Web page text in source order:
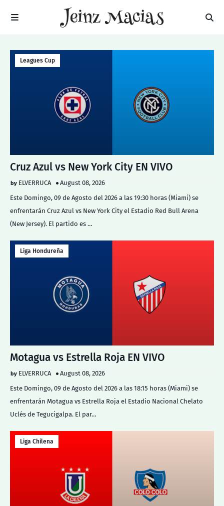
Leagues Cup
Cruz Azul vs New York City EN VIVO
ELVERRUCA
August 08, 2026
Este Domingo, 09 de Agosto del 2026 a las 19:30 horas (Miami) se
enfrentarán Cruz Azul vs New York City el Estadio Red Bull Arena
(New Jersey). El partido es …
Liga Hondureña
Motagua vs Estrella Roja EN VIVO
ELVERRUCA
August 08, 2026
Este Domingo, 09 de Agosto del 2026 a las 18:15 horas (Miami) se
enfrentarán Motagua vs Estrella Roja el Estadio Nacional Chelato
Uclés de Tegucigalpa. El par…
Liga Chilena